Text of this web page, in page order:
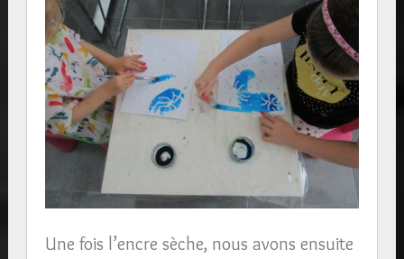
Une fois l’encre sèche, nous avons ensuite